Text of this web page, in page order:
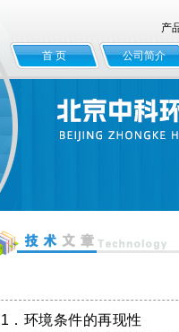
产
首 页 公司简介
1 ．环境条件的再现性